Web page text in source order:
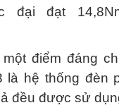
đại đạt
điểm đáng
là hệ thống đèn
đều được sử